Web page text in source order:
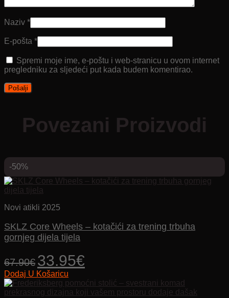
Naziv *
E-pošta *
Spremi moje ime, e-poštu i web-stranicu u ovom internet
pregledniku za sljedeći put kada budem komentirao.
Povezani Proizvodi
-50%
Novi atikli 2025
SKLZ Core Wheels – kotačići za trening trbuha
gornjeg dijela tijela
67.90€
Izvorna
cijena
bila
je:
67.90€.
33.95€cijena
33.95€.
Dodaj U Košaricu